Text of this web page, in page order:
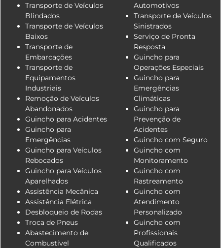
Transporte de Veículos
Blindados
Transporte de Veículos
Baixos
Transporte de
Embarcações
Transporte de
Equipamentos
Industriais
Remoção de Veículos
Abandonados
Guincho para Acidentes
Guincho para
Emergências
Guincho para Veículos
Rebocados
Guincho para Veículos
Aparelhados
Assistência Mecânica
Assistência Elétrica
Desbloqueio de Rodas
Troca de Pneus
Abastecimento de
Combustível
Automotivos
Transporte de Veículos
Sinistrados
Serviço de Pronta
Resposta
Guincho para
Operações Especiais
Guincho para
Emergências
Climáticas
Guincho para
Prevenção de
Acidentes
Guincho com Seguro
Guincho com
Monitoramento
Guincho com
Rastreamento
Guincho com
Atendimento
Personalizado
Guincho com
Profissionais
Qualificados